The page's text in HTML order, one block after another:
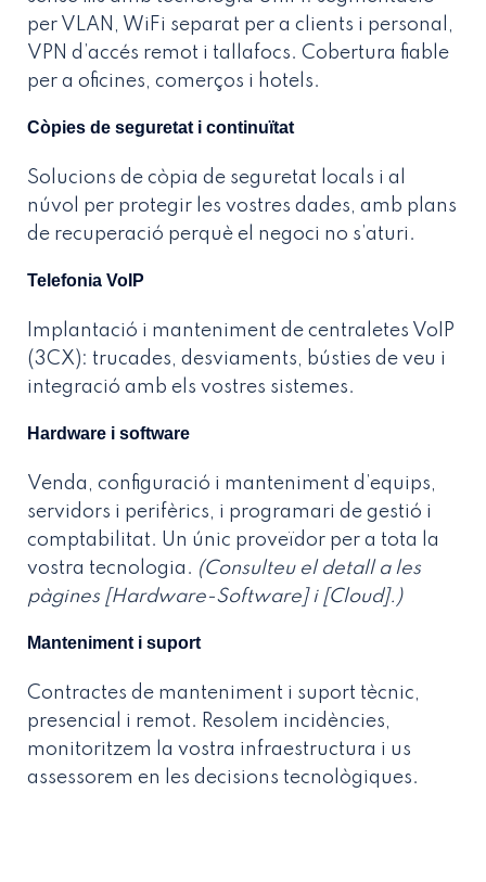
per VLAN, WiFi separat per a clients i personal,
VPN d’accés remot i tallafocs. Cobertura fiable
per a oficines, comerços i hotels.
Còpies de seguretat i continuïtat
Solucions de còpia de seguretat locals i al
núvol per protegir les vostres dades, amb plans
de recuperació perquè el negoci no s’aturi.
Telefonia VoIP
Implantació i manteniment de centraletes VoIP
(3CX): trucades, desviaments, bústies de veu i
integració amb els vostres sistemes.
Hardware i software
Venda, configuració i manteniment d’equips,
servidors i perifèrics, i programari de gestió i
comptabilitat. Un únic proveïdor per a tota la
vostra tecnologia. (Consulteu el detall a les
pàgines [Hardware-Software] i [Cloud].)
Manteniment i suport
Contractes de manteniment i suport tècnic,
presencial i remot. Resolem incidències,
monitoritzem la vostra infraestructura i us
assessorem en les decisions tecnològiques.